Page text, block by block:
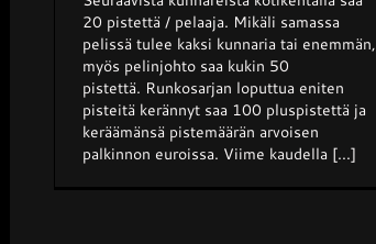
20 pistettä / pelaaja. Mikäli samassa
pelissä tulee kaksi kunnaria tai enemmän,
myös pelinjohto saa kukin 50
pistettä. Runkosarjan loputtua eniten
pisteitä kerännyt saa 100 pluspistettä ja
keräämänsä pistemäärän arvoisen
palkinnon euroissa. Viime kaudella [...]